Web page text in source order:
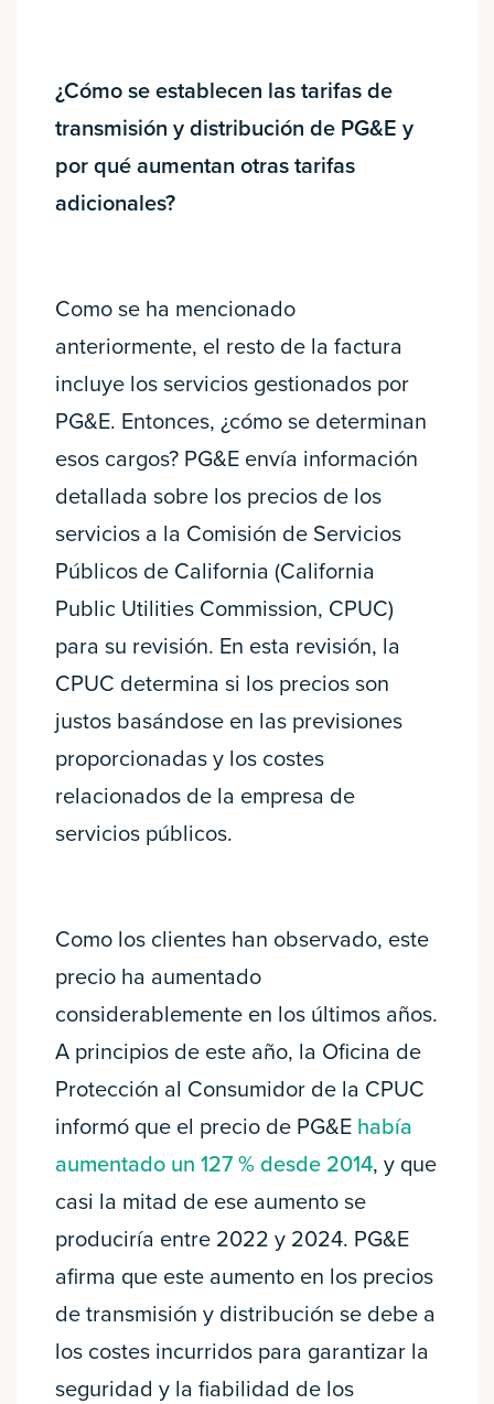
¿Cómo se establecen las tarifas de
transmisión y distribución de PG&E y
por qué aumentan otras tarifas
adicionales?
Como se ha mencionado
anteriormente, el resto de la factura
incluye los servicios gestionados por
PG&E. Entonces, ¿cómo se determinan
esos cargos? PG&E envía información
detallada sobre los precios de los
servicios a la Comisión de Servicios
Públicos de California (California
Public Utilities Commission, CPUC)
para su revisión. En esta revisión, la
CPUC determina si los precios son
justos basándose en las previsiones
proporcionadas y los costes
relacionados de la empresa de
servicios públicos.
Como los clientes han observado, este
precio ha aumentado
considerablemente en los últimos años.
A principios de este año, la Oficina de
Protección al Consumidor de la CPUC
informó que el precio de PG&E había
aumentado un 127 % desde 2014, y que
casi la mitad de ese aumento se
produciría entre 2022 y 2024. PG&E
afirma que este aumento en los precios
de transmisión y distribución se debe a
los costes incurridos para garantizar la
seguridad y la fiabilidad de los